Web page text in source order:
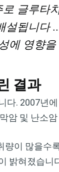
글루타
설됩니다
에 영향
결과
다. 2007년
암 및 난소
이 많을수
밝혀졌습니